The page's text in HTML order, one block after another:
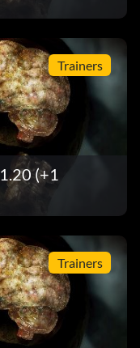
Trainers
(+1
Trainers